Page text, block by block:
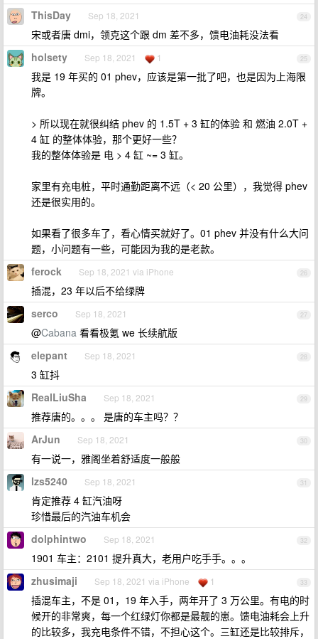
24
ThisDay Sep 18, 2021
宋或者唐 dmi，领克这个跟 dm 差不多，馈电油耗没法看
25
holsety Sep 18, 2021 1
我是 19 年买的 01 phev，应该是第一批了吧，也是因为上海限
牌。
> 所以现在就很纠结 phev 的 1.5T + 3 缸的体验 和 燃油 2.0T +
4 缸 的整体体验，那个更好一些？
我的整体体验是 电 > 4 缸 ~= 3 缸。
家里有充电桩，平时通勤距离不远（< 20 公里），我觉得 phev
还是很实用的。
如果看了很多车了，看心情买就好了。01 phev 并没有什么大问
题，小问题有一些，可能因为我的是老款。
26
ferock Sep 18, 2021 via iPhone
插混，23 年以后不给绿牌
27
serco Sep 18, 2021
@Cabana 看看极氪 we 长续航版
28
elepant Sep 18, 2021
3 缸抖
29
RealLiuSha Sep 18, 2021
推荐唐的。。。 是唐的车主吗？？
30
ArJun Sep 18, 2021
有一说一，雅阁坐着舒适度一般般
31
lzs5240 Sep 18, 2021
肯定推荐 4 缸汽油呀
珍惜最后的汽油车机会
32
dolphintwo Sep 18, 2021
1901 车主：2101 提升真大，老用户吃手手。。。
33
zhusimaji Sep 18, 2021 via iPhone 1
插混车主，不是 01，19 年入手，两年开了 3 万公里。有电的时
候开的非常爽，每一个红绿灯你都是最靓的崽。馈电油耗会上升
的比较多，我充电条件不错，不担心这个。三缸还是比较排斥，